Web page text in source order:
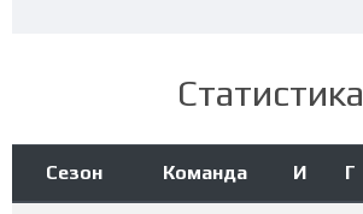
Статистика
Сезон Команда И Г